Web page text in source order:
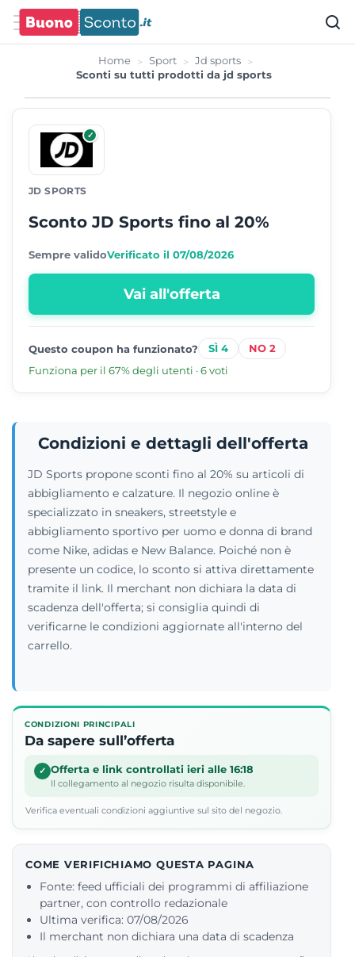
Home Sport
Jd sports
Sconti su tutti prodotti da jd sports
✓
JD SPORTS
Sconto JD Sports fino al 20%
Sempre validoVerificato il 07/08/2026
Vai all'offerta
Questo coupon ha funzionato? 4
2
Funziona per il 67% degli utenti · 6 voti
Condizioni e dettagli dell'offerta
JD Sports propone sconti fino al 20% su articoli di
abbigliamento e calzature. Il negozio online è
specializzato in sneakers, streetstyle e
abbigliamento sportivo per uomo e donna di brand
come Nike, adidas e New Balance. Poiché non è
presente un codice, lo sconto si attiva direttamente
tramite il link. Il merchant non dichiara la data di
scadenza dell'offerta; si consiglia quindi di
verificarne le condizioni aggiornate all'interno del
carrello.
CONDIZIONI PRINCIPALI
Da sapere sull’offerta
✓ Offerta e link controllati ieri alle 16:18
Il collegamento al negozio risulta disponibile.
Verifica eventuali condizioni aggiuntive sul sito del negozio.
COME VERIFICHIAMO QUESTA PAGINA
Fonte: feed ufficiali dei programmi di affiliazione
partner, con controllo redazionale
Ultima verifica: 07/08/2026
Il merchant non dichiara una data di scadenza